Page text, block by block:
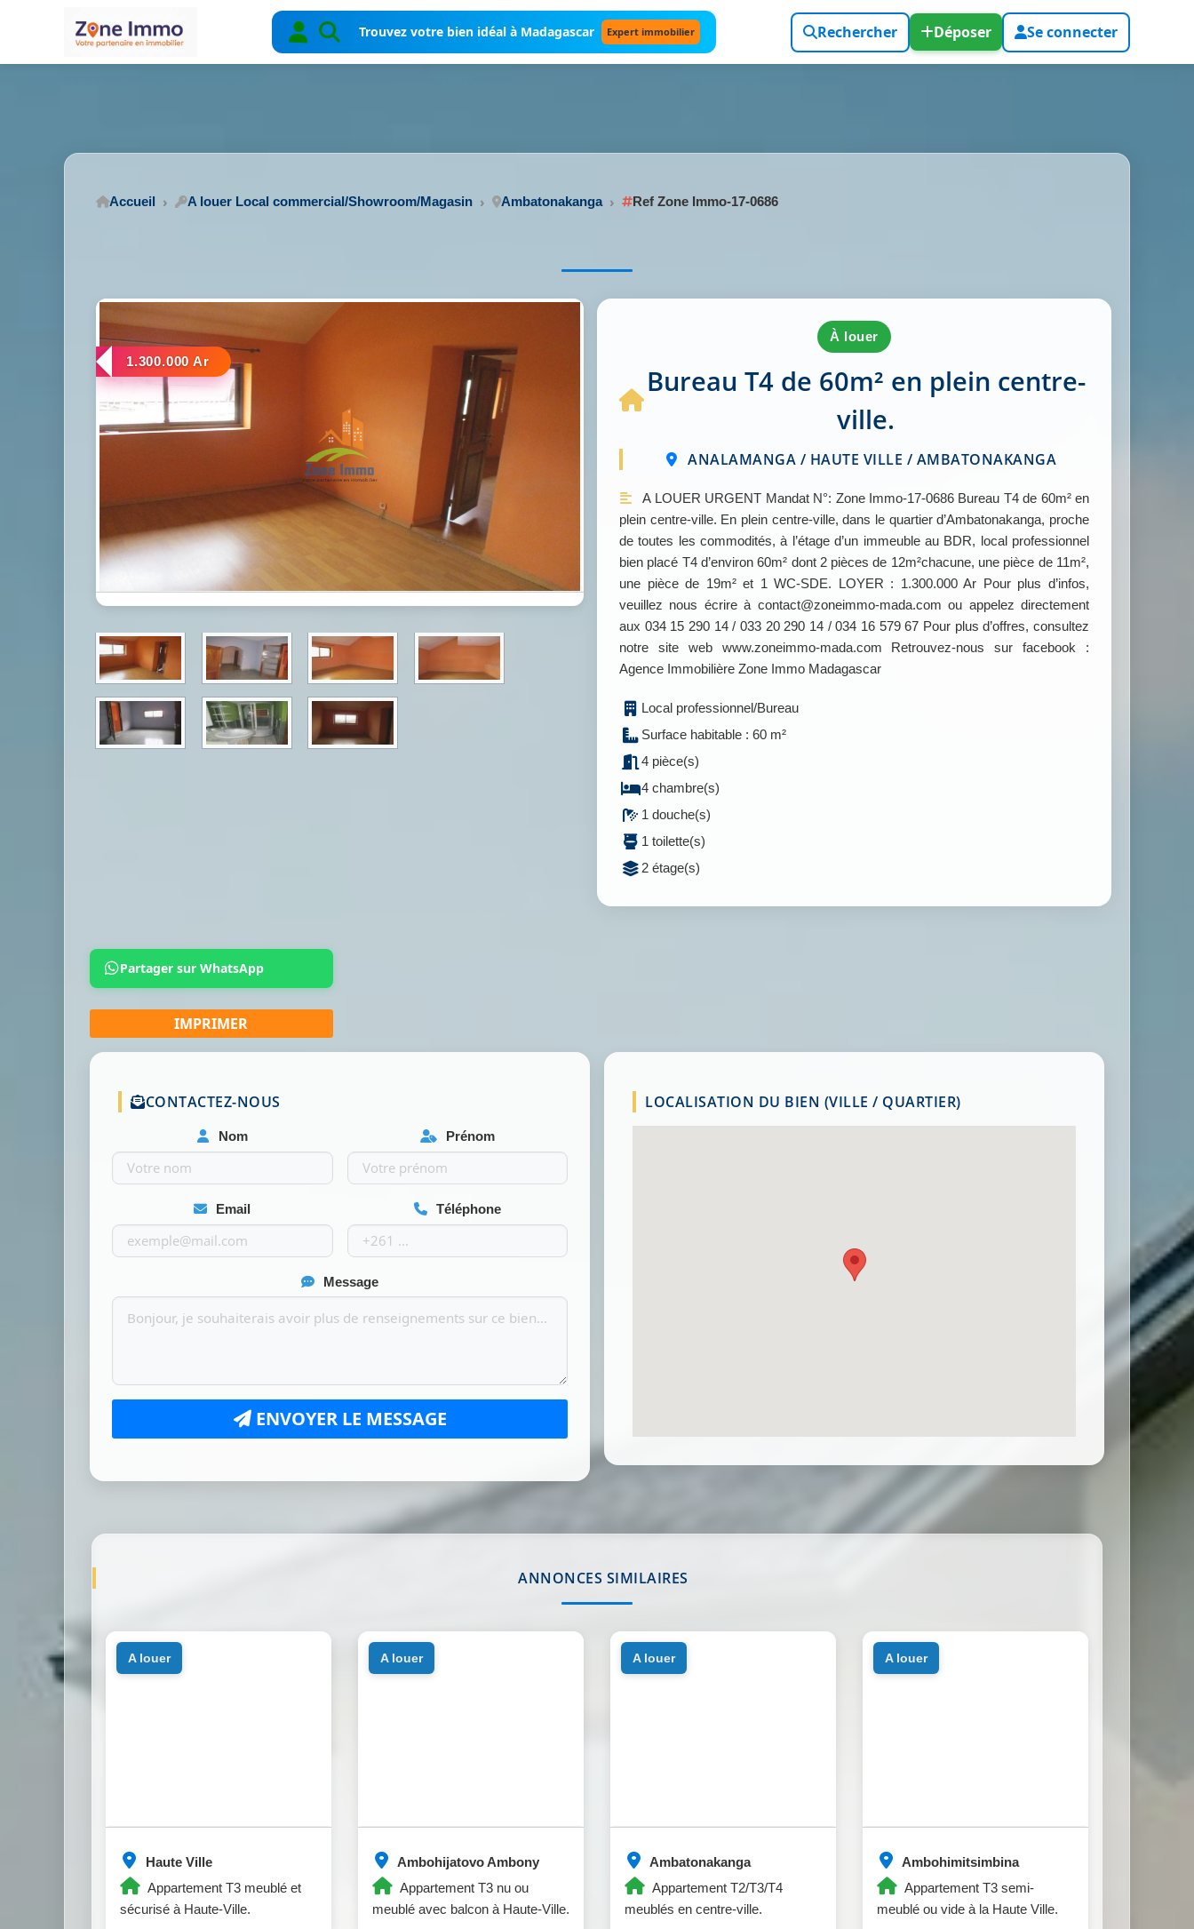
Trouvez votre bien idéal à Madagascar Expert immobilier Rechercher Déposer Se connecter
Accueil A louer Local commercial/Showroom/Magasin Ambatonakanga Ref Zone Immo-17-0686
1.300.000 Ar
à louer
Bureau T4 de 60m² en plein centre-
ville.
ANALAMANGA / HAUTE VILLE / AMBATONAKANGA
A LOUER URGENT Mandat N°: Zone Immo-17-0686 Bureau T4 de 60m² en
plein centre-ville. En plein centre-ville, dans le quartier d’Ambatonakanga, proche
de toutes les commodités, à l’étage d’un immeuble au BDR, local professionnel
bien placé T4 d’environ 60m² dont 2 pièces de 12m²chacune, une pièce de 11m²,
une pièce de 19m² et 1 WC-SDE. LOYER : 1.300.000 Ar Pour plus d’infos,
veuillez nous écrire à contact@zoneimmo-mada.com ou appelez directement
aux 034 15 290 14 / 033 20 290 14 / 034 16 579 67 Pour plus d’offres, consultez
notre site web www.zoneimmo-mada.com Retrouvez-nous sur facebook :
Agence Immobilière Zone Immo Madagascar
Local professionnel/Bureau
Surface habitable : 60 m²
4 pièce(s)
4 chambre(s)
1 douche(s)
1 toilette(s)
2 étage(s)
Partager sur WhatsApp
CONTACTEZ-NOUS
Nom Prénom
Email Téléphone
Message
ENVOYER LE MESSAGE
LOCALISATION DU BIEN (VILLE / QUARTIER)
ANNONCES SIMILAIRES
Haute Ville
Appartement T3 meublé et
sécurisé à Haute-Ville.
a louer
Ambohijatovo Ambony
Appartement T3 nu ou
meublé avec balcon à Haute-Ville.
a louer
Ambatonakanga
Appartement T2/T3/T4
meublés en centre-ville.
a louer
Ambohimitsimbina
Appartement T3 semi-
meublé ou vide à la Haute Ville.
a louer